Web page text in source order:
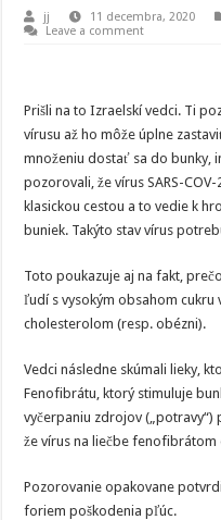
jj 11 decembra, 2020
Leave a comment
Prišli na to Izraelskí vedci. Ti
vírusu až ho môže úplne
množeniu dostať sa do bunky,
pozorovali, že vírus SARS-
klasickou cestou a to vedie k
buniek. Takýto stav vírus
Toto poukazuje aj na fakt,
ľudí s vysokým obsahom cukru
cholesterolom (resp. obézni).
Vedci následne skúmali lieky,
Fenofibrátu, ktorý stimuluje
vyčerpaniu zdrojov („potravy“)
že vírus na liečbe
Pozorovanie opakovane
foriem poškodenia pľúc.